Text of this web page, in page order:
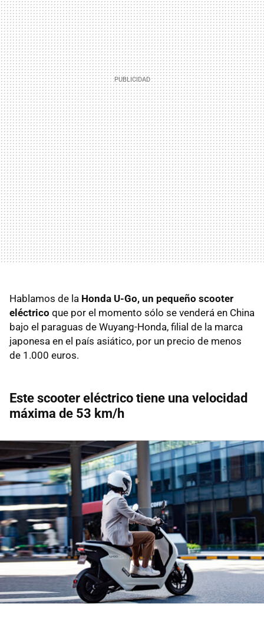
Hablamos de la Honda U-Go, un pequeño scooter
eléctrico que por el momento sólo se venderá en China
bajo el paraguas de Wuyang-Honda, filial de la marca
japonesa en el país asiático, por un precio de menos
de 1.000 euros.
Este scooter eléctrico tiene una velocidad
máxima de 53 km/h